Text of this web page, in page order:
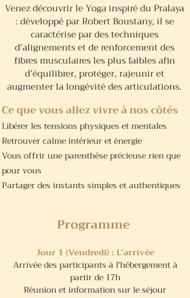
Venez découvrir le Yoga inspiré du Pralaya
: développé par Robert Boustany, il se
caractérise par des techniques
d’alignements et de renforcement des
fibres musculaires les plus faibles afin
d’équilibrer, protéger, rajeunir et
augmenter la longévité des articulations.
Ce que vous allez vivre à nos côtés
Libérer les tensions physiques et mentales
Retrouver calme intérieur et énergie
Vous offrir une parenthèse précieuse rien que
pour vous
Partager des instants simples et authentiques
Programme
Jour 1 (Vendredi) : L'arrivée
Arrivée des participants à l'hébergement à
partir de 17h
Réunion et information sur le séjour